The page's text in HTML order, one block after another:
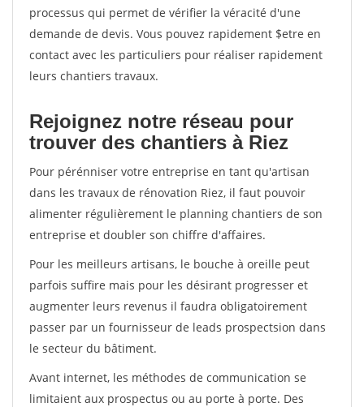
processus qui permet de vérifier la véracité d'une
demande de devis. Vous pouvez rapidement $etre en
contact avec les particuliers pour réaliser rapidement
leurs chantiers travaux.
Rejoignez notre réseau pour
trouver des chantiers à Riez
Pour pérénniser votre entreprise en tant qu'artisan
dans les travaux de rénovation Riez, il faut pouvoir
alimenter régulièrement le planning chantiers de son
entreprise et doubler son chiffre d'affaires.
Pour les meilleurs artisans, le bouche à oreille peut
parfois suffire mais pour les désirant progresser et
augmenter leurs revenus il faudra obligatoirement
passer par un fournisseur de leads prospectsion dans
le secteur du bâtiment.
Avant internet, les méthodes de communication se
limitaient aux prospectus ou au porte à porte. Des